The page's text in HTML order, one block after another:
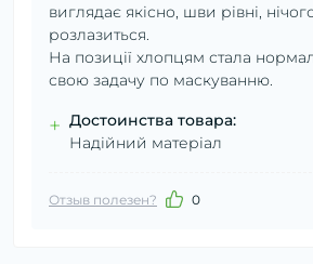
виглядає якісно, шви рівні,
розлазиться.
На позиції хлопцям стала
свою задачу по маскуванню.
+ Достоинства товара:
Надійний матеріал
Отзыв полезен? 0